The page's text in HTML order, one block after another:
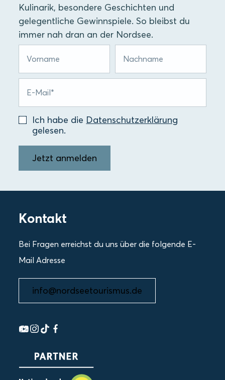
Kulinarik, besondere Geschichten und
gelegentliche Gewinnspiele. So bleibst du
immer nah dran an der Nordsee.
Ich habe die Datenschutzerklärung
gelesen.
Jetzt anmelden
Kontakt
Bei Fragen erreichst du uns über die folgende E-
Mail Adresse
info@nordseetourismus.de